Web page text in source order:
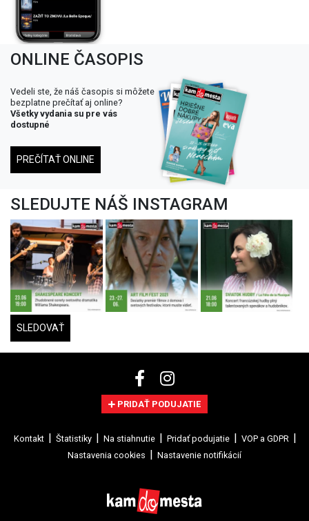
ONLINE ČASOPIS
Vedeli ste, že náš časopis si môžete
bezplatne prečítať aj online?
Všetky vydania su pre vás
dostupné
PREČÍTAŤ ONLINE
SLEDUJTE NÁŠ INSTAGRAM
SLEDOVAŤ
PRIDAŤ PODUJATIE
Kontakt Štatistiky Na stiahnutie Pridať podujatie
VOP a GDPR
Nastavenia cookies
Nastavenie notifikácií